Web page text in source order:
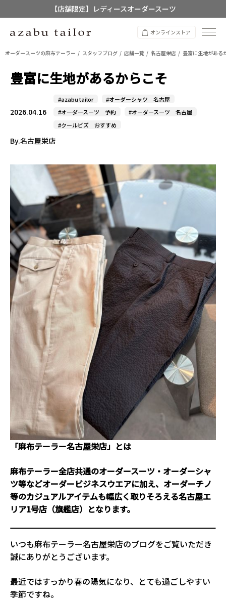
【店舗限定】レディースオーダースーツ
8/12~8/16 夏季休業のお知らせ
オンラインストア
オーダースーツの麻布テーラー スタッフブログ 店舗一覧 名古屋栄店 豊富に生地がある
豊富に生地があるからこそ
2026.04.16
#azabu tailor
#オーダーシャツ 名古屋
#オーダースーツ 予約
#オーダースーツ 名古屋
#クールビズ おすすめ
By.名古屋栄店
「麻布テーラー名古屋栄店」とは
麻布テーラー全店共通のオーダースーツ・オーダーシャ
ツ等などオーダービジネスウエアに加え、オーダーチノ
等のカジュアルアイテムも幅広く取りそろえる名古屋エ
リア1号店（旗艦店）となります。
いつも麻布テーラー名古屋栄店のブログをご覧いただき
誠にありがとうございます。
最近ではすっかり春の陽気になり、とても過ごしやすい
季節ですね。